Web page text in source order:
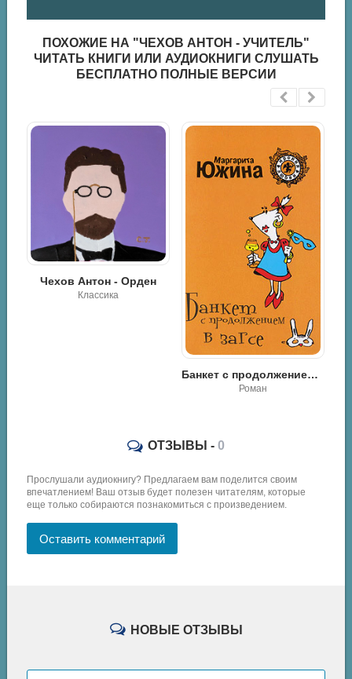
ПОХОЖИЕ НА "ЧЕХОВ АНТОН - УЧИТЕЛЬ"
ЧИТАТЬ КНИГИ ИЛИ АУДИОКНИГИ СЛУШАТЬ
БЕСПЛАТНО ПОЛНЫЕ ВЕРСИИ
Чехов Антон - Учитель словесности
Классика
ОТЗЫВЫ - 0
Прослушали аудиокнигу? Предлагаем вам поделится своим
впечатлением! Ваш отзыв будет полезен читателям, которые
еще только собираются познакомиться с произведением.
Оставить комментарий
НОВЫЕ ОТЗЫВЫ